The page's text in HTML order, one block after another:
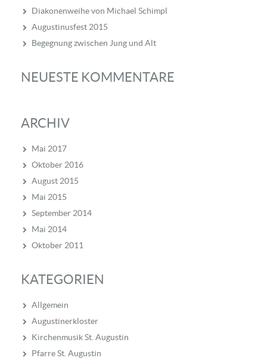
Diakonenweihe von Michael Schimpl
Augustinusfest 2015
Begegnung zwischen Jung und Alt
NEUESTE KOMMENTARE
ARCHIV
Mai 2017
Oktober 2016
August 2015
Mai 2015
September 2014
Mai 2014
Oktober 2011
KATEGORIEN
Allgemein
Augustinerkloster
Kirchenmusik St. Augustin
Pfarre St. Augustin